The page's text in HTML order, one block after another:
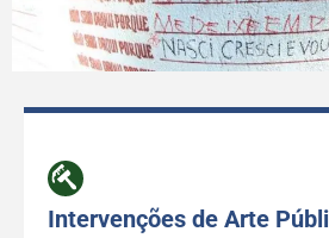
Intervenções de Arte